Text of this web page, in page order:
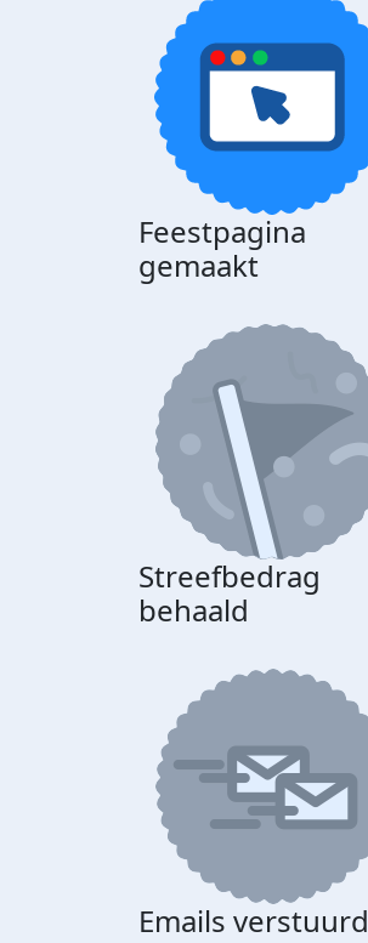
Feestpagina
gemaakt
Streefbedrag
behaald
Emails verstuurd